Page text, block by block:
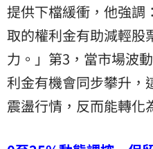
提供下檔緩衝，他強調
取的權利金有助減輕股
力。」第3，當市場波
利金有機會同步攀升，
震盪行情，反而能轉化